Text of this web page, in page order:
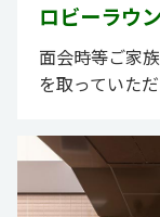
ロビーラウ
面会時等ご家
を取っていただ